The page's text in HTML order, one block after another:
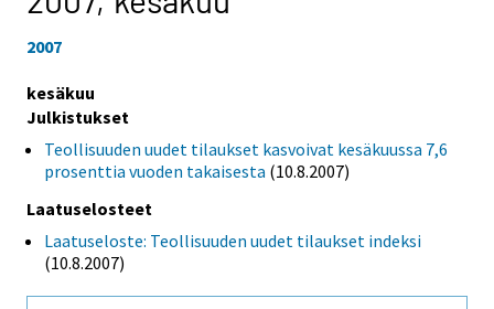
2007
kesäkuu
Julkistukset
Teollisuuden uudet tilaukset kasvoivat kesäkuussa 7,6
prosenttia vuoden takaisesta (10.8.2007)
Laatuselosteet
Laatuseloste: Teollisuuden uudet tilaukset indeksi
(10.8.2007)